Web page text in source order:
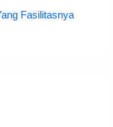
Fasilitasnya